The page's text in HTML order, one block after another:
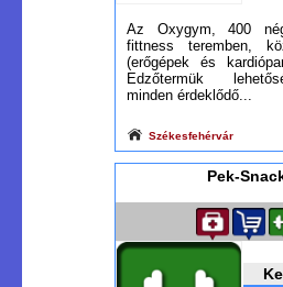
Az Oxygym, 400
fittness teremben,
(erőgépek és
Edzőtermük
minden érdeklődő...
Székesfehérvár
Pek-